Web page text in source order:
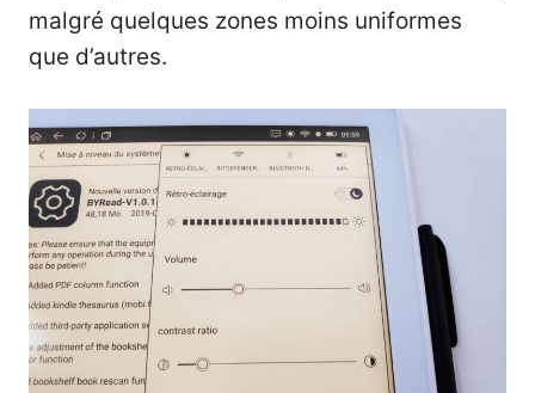
malgré quelques zones moins uniformes
que d’autres.